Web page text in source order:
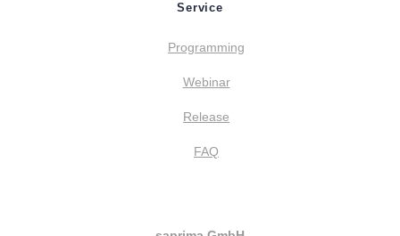
Service
Programming
Webinar
Release
FAQ